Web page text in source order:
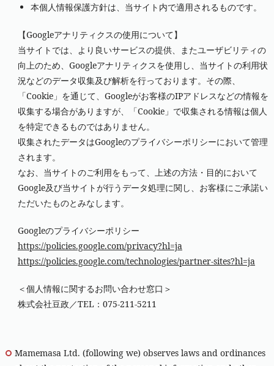
本個人情報保護方針は、当サイト内で適用されるものです。
【Googleアナリティクスの使用について】
当サイトでは、より良いサービスの提供、またユーザビリティの
向上のため、Googleアナリティクスを使用し、当サイトの利用状
況などのデータ収集及び解析を行っております。その際、
「Cookie」を通じて、Googleがお客様のIPアドレスなどの情報を
収集する場合がありますが、「Cookie」で収集される情報は個人
を特定できるものではありません。
収集されたデータはGoogleのプライバシーポリシーにおいて管理
されます。
なお、当サイトのご利用をもって、上述の方法・目的において
Google及び当サイトが行うデータ処理に関し、お客様にご承諾い
ただいたものとみなします。
Googleのプライバシーポリシー
https://policies.google.com/privacy?hl=ja
https://policies.google.com/technologies/partner-sites?hl=ja
＜個人情報に関するお問い合わせ窓口＞
株式会社豆政／TEL： 075-211-5211
Mamemasa Ltd. (following we) observes laws and ordinances